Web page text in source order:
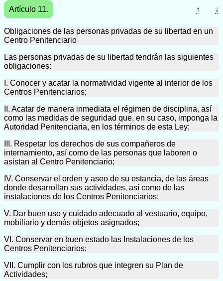
Artículo 11. ↑ ↓
Obligaciones de las personas privadas de su libertad en un
Centro Penitenciario
Las personas privadas de su libertad tendrán las siguientes
obligaciones:
I. Conocer y acatar la normatividad vigente al interior de los
Centros Penitenciarios;
II. Acatar de manera inmediata el régimen de disciplina, así
como las medidas de seguridad que, en su caso, imponga la
Autoridad Penitenciaria, en los términos de esta Ley;
III. Respetar los derechos de sus compañeros de
internamiento, así como de las personas que laboren o
asistan al Centro Penitenciario;
IV. Conservar el orden y aseo de su estancia, de las áreas
donde desarrollan sus actividades, así como de las
instalaciones de los Centros Penitenciarios;
V. Dar buen uso y cuidado adecuado al vestuario, equipo,
mobiliario y demás objetos asignados;
VI. Conservar en buen estado las Instalaciones de los
Centros Penitenciarios;
VII. Cumplir con los rubros que integren su Plan de
Actividades;